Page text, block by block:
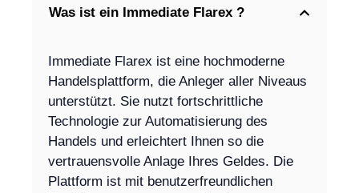
Was ist ein Immediate Flarex ?
Immediate Flarex ist eine hochmoderne
Handelsplattform, die Anleger aller Niveaus
unterstützt. Sie nutzt fortschrittliche
Technologie zur Automatisierung des
Handels und erleichtert Ihnen so die
vertrauensvolle Anlage Ihres Geldes. Die
Plattform ist mit benutzerfreundlichen